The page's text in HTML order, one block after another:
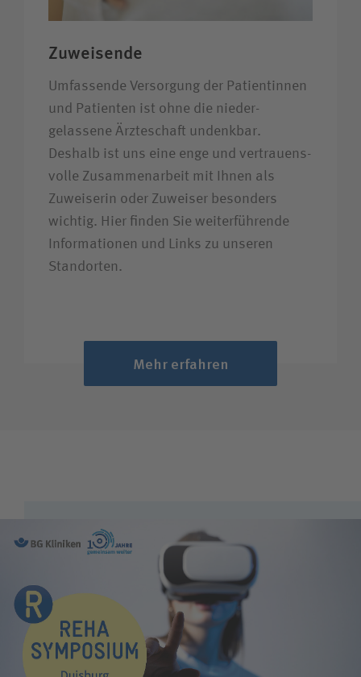
Zuweisende
Umfassende Versorgung der Patientinnen
und Patienten ist ohne die nieder­­
gelassene Ärzteschaft undenkbar.
Deshalb ist uns eine enge und vertrauens­
volle Zusammen­arbeit mit Ihnen als
Zuweiserin oder Zuweiser besonders
wichtig. Hier finden Sie weiter­führende
Informationen und Links zu unseren
Standorten.
Mehr erfahren